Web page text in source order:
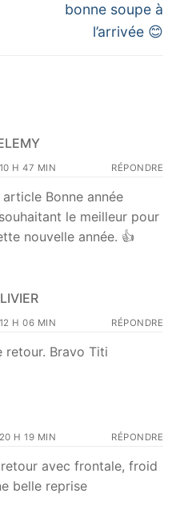
bonne soupe à
l’arrivée 😊
H 47 MIN RÉPONDRE
Bonne année
le meilleur pour
nouvelle année. 👍
H 06 MIN RÉPONDRE
retour. Bravo Titi
H 19 MIN RÉPONDRE
avec frontale, froid
belle reprise